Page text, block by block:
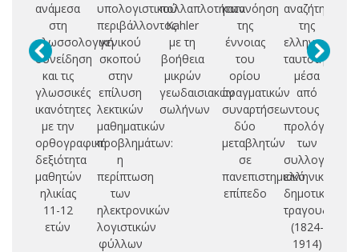
ανάμεσα
στη
γλωσσολογική
συνείδηση
και τις
γλωσσικές
ικανότητες
με την
ορθογραφική
δεξιότητα
μαθητών
ηλικίας
11-12
ετών
υπολογιστικού
περιβάλλοντος
γενικού
σκοπού
στην
επίλυση
λεκτικών
μαθηματικών
προβλημάτων:
η
περίπτωση
των
ηλεκτρονικών
λογιστικών
φύλλων
πολλαπλοτήτων
Kahler
με τη
βοήθεια
μικρών
γεωδαισιακών
σωλήνων
κατανόηση
της
έννοιας
του
ορίου
πραγματικών
συναρτήσεων
δύο
μεταβλητών
σε
πανεπιστημιακό
επίπεδο
αναζήτηση
της
ελληνικής
ταυτότητας
μέσα
από
τους
προλόγους
των
συλλογών
ελληνικών
δημοτικών
τραγουδιών:
(1824-
1914)